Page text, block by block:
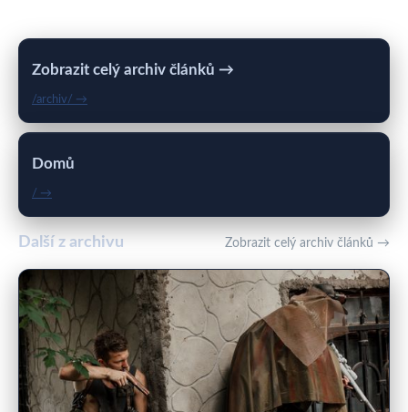
Zobrazit celý archiv článků →
/archiv/ →
Domů
/ →
Další z archivu Zobrazit celý archiv článků →